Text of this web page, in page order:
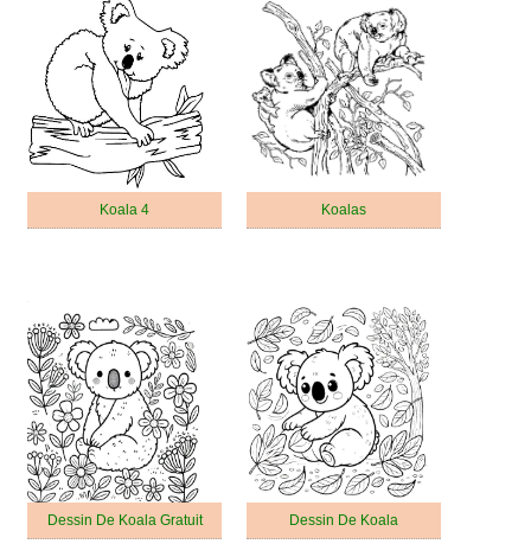
Koala 4 Koalas
Dessin De Koala Gratuit Dessin De Koala